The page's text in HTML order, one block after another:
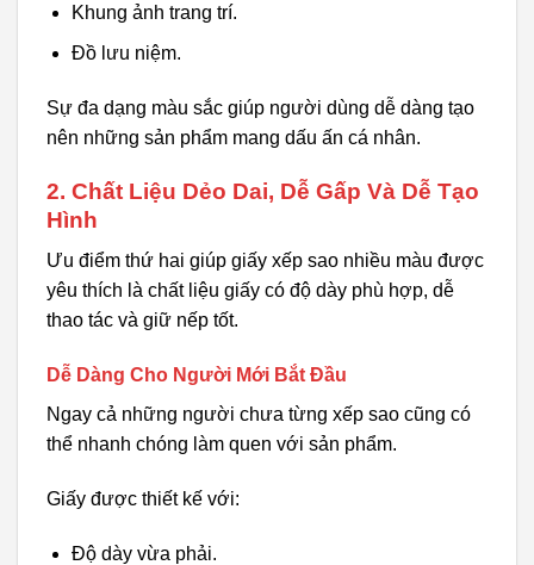
Khung ảnh trang trí.
Đồ lưu niệm.
Sự đa dạng màu sắc giúp người dùng dễ dàng tạo
nên những sản phẩm mang dấu ấn cá nhân.
2. Chất Liệu Dẻo Dai, Dễ Gấp Và Dễ Tạo
Hình
Ưu điểm thứ hai giúp giấy xếp sao nhiều màu được
yêu thích là chất liệu giấy có độ dày phù hợp, dễ
thao tác và giữ nếp tốt.
Dễ Dàng Cho Người Mới Bắt Đầu
Ngay cả những người chưa từng xếp sao cũng có
thể nhanh chóng làm quen với sản phẩm.
Giấy được thiết kế với:
Độ dày vừa phải.